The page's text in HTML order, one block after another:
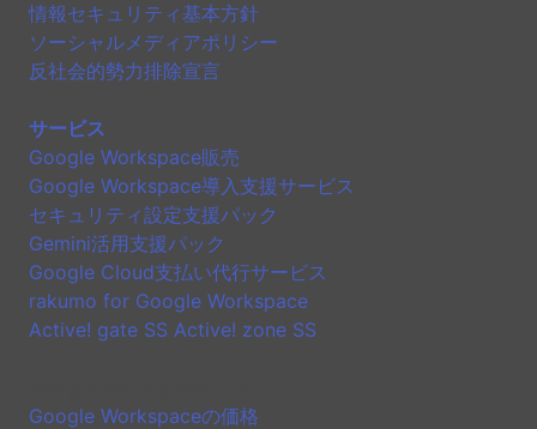
情報セキュリティ基本方針
ソーシャルメディアポリシー
反社会的勢力排除宣言
サービス
Google Workspace販売
Google Workspace導入支援サービス
セキュリティ設定支援パック
Gemini活用支援パック
Google Cloud支払い代行サービス
rakumo for Google Workspace
Active! gate SS Active! zone SS
Google Workspaceの価格